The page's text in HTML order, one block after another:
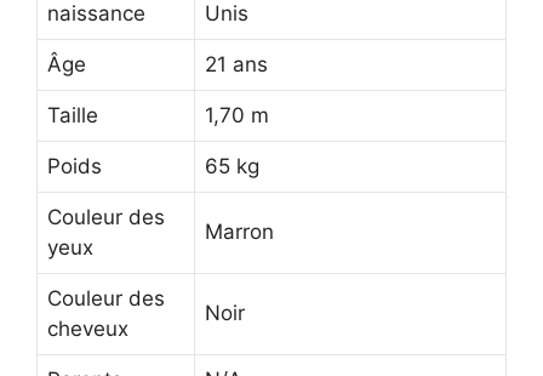
naissance
Unis
Âge 21 ans
Taille 1,70 m
Poids 65 kg
Couleur des
yeux
Marron
Couleur des
cheveux
Noir